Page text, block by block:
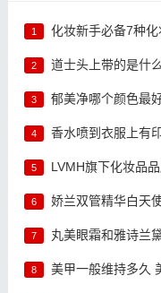
1 化妆新手必备7种
2 道士头上带的是什
3 郁美净哪个颜色最
4 香水喷到衣服上有
5 LVMH旗下化妆品
6 娇兰双管精华白天
7 丸美眼霜和雅诗兰
8 美甲一般维持多久